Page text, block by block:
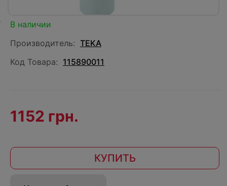
В наличии
Производитель: TEKA
Код Товара: 115890011
1152 грн.
КУПИТЬ